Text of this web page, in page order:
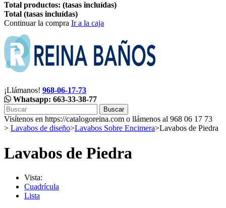
Total productos: (tasas incluídas)
Total (tasas incluídas)
Continuar la compra Ir a la caja
¡Llámanos! 968-06-17-73
Whatsapp: 663-33-38-77
Buscar
Visítenos en https://catalogoreina.com o llámenos al 968 06 17 73
> Lavabos de diseño>Lavabos Sobre Encimera>Lavabos de Piedra
Lavabos de Piedra
Vista:
Cuadrícula
Lista